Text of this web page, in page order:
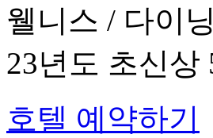
웰니스 / 다이
23년도 초신상
호텔 예약하기